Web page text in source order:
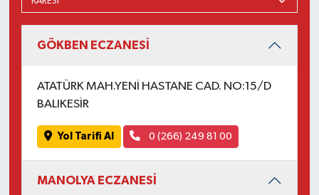
GÖKBEN ECZANESİ
ATATÜRK MAH.YENİ HASTANE CAD. NO:15/D
BALIKESİR
Yol Tarifi Al 0 (266) 249 81 00
MANOLYA ECZANESİ
SAĞLIK
SEYAHAT
SİYASET
Sındırgı